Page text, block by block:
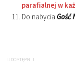
parafialnej w
Do nabycia Gość
UDOSTĘPNIJ